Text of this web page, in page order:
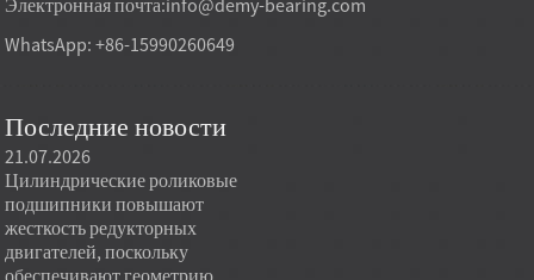
Электронная почта:info@demy-bearing.com
WhatsApp: +86-15990260649
Последние новости
21.07.2026
Цилиндрические роликовые
подшипники повышают
жесткость редукторных
двигателей, поскольку
обеспечивают геометрию